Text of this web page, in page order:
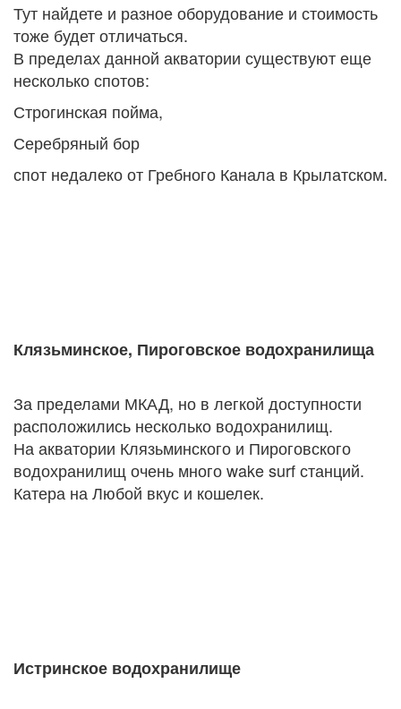
Тут найдете и разное оборудование и стоимость
тоже будет отличаться.
В пределах данной акватории существуют еще
несколько спотов:
Строгинская пойма,
Серебряный бор
спот недалеко от Гребного Канала в Крылатском.
Клязьминское, Пироговское водохранилища
За пределами МКАД, но в легкой доступности
расположились несколько водохранилищ.
На акватории Клязьминского и Пироговского
водохранилищ очень много wake surf станций.
Катера на Любой вкус и кошелек.
Истринское водохранилище